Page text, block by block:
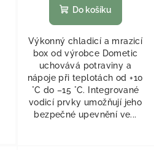
Do košíku
Výkonný chladicí a mrazicí
box od výrobce Dometic
uchovává potraviny a
nápoje při teplotách od +10
°C do –15 °C. Integrované
vodicí prvky umožňují jeho
bezpečné upevnění ve...